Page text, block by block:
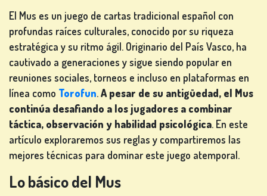
JUEGOS
DE
CASINO
JUEGOS
DE
CARTAS
El Mus es un juego de cartas tradicional español con
profundas raíces culturales, conocido por su riqueza
estratégica y su ritmo ágil. Originario del País Vasco, ha
cautivado a generaciones y sigue siendo popular en
reuniones sociales, torneos e incluso en plataformas en
línea como Torofun.A pesar de su antigüedad, el Mus
continúa desafiando a los jugadores a combinar
táctica, observación y habilidad psicológica. En este
artículo exploraremos sus reglas y compartiremos las
mejores técnicas para dominar este juego atemporal.
Lo básico del Mus